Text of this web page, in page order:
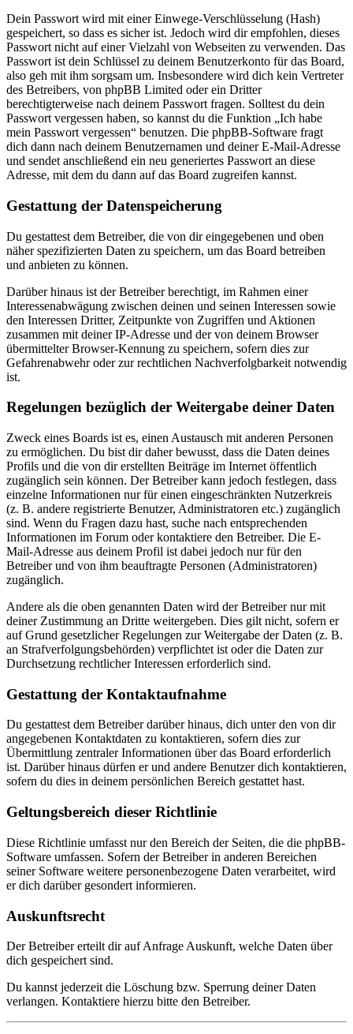
Dein Passwort wird mit einer Einwege-Verschlüsselung (Hash)
gespeichert, so dass es sicher ist. Jedoch wird dir empfohlen, dieses
Passwort nicht auf einer Vielzahl von Webseiten zu verwenden. Das
Passwort ist dein Schlüssel zu deinem Benutzerkonto für das Board,
also geh mit ihm sorgsam um. Insbesondere wird dich kein Vertreter
des Betreibers, von phpBB Limited oder ein Dritter
berechtigterweise nach deinem Passwort fragen. Solltest du dein
Passwort vergessen haben, so kannst du die Funktion „Ich habe
mein Passwort vergessen“ benutzen. Die phpBB-Software fragt
dich dann nach deinem Benutzernamen und deiner E-Mail-Adresse
und sendet anschließend ein neu generiertes Passwort an diese
Adresse, mit dem du dann auf das Board zugreifen kannst.
Gestattung der Datenspeicherung
Du gestattest dem Betreiber, die von dir eingegebenen und oben
näher spezifizierten Daten zu speichern, um das Board betreiben
und anbieten zu können.
Darüber hinaus ist der Betreiber berechtigt, im Rahmen einer
Interessenabwägung zwischen deinen und seinen Interessen sowie
den Interessen Dritter, Zeitpunkte von Zugriffen und Aktionen
zusammen mit deiner IP-Adresse und der von deinem Browser
übermittelter Browser-Kennung zu speichern, sofern dies zur
Gefahrenabwehr oder zur rechtlichen Nachverfolgbarkeit notwendig
ist.
Regelungen bezüglich der Weitergabe deiner Daten
Zweck eines Boards ist es, einen Austausch mit anderen Personen
zu ermöglichen. Du bist dir daher bewusst, dass die Daten deines
Profils und die von dir erstellten Beiträge im Internet öffentlich
zugänglich sein können. Der Betreiber kann jedoch festlegen, dass
einzelne Informationen nur für einen eingeschränkten Nutzerkreis
(z. B. andere registrierte Benutzer, Administratoren etc.) zugänglich
sind. Wenn du Fragen dazu hast, suche nach entsprechenden
Informationen im Forum oder kontaktiere den Betreiber. Die E-
Mail-Adresse aus deinem Profil ist dabei jedoch nur für den
Betreiber und von ihm beauftragte Personen (Administratoren)
zugänglich.
Andere als die oben genannten Daten wird der Betreiber nur mit
deiner Zustimmung an Dritte weitergeben. Dies gilt nicht, sofern er
auf Grund gesetzlicher Regelungen zur Weitergabe der Daten (z. B.
an Strafverfolgungsbehörden) verpflichtet ist oder die Daten zur
Durchsetzung rechtlicher Interessen erforderlich sind.
Gestattung der Kontaktaufnahme
Du gestattest dem Betreiber darüber hinaus, dich unter den von dir
angegebenen Kontaktdaten zu kontaktieren, sofern dies zur
Übermittlung zentraler Informationen über das Board erforderlich
ist. Darüber hinaus dürfen er und andere Benutzer dich kontaktieren,
sofern du dies in deinem persönlichen Bereich gestattet hast.
Geltungsbereich dieser Richtlinie
Diese Richtlinie umfasst nur den Bereich der Seiten, die die phpBB-
Software umfassen. Sofern der Betreiber in anderen Bereichen
seiner Software weitere personenbezogene Daten verarbeitet, wird
er dich darüber gesondert informieren.
Auskunftsrecht
Der Betreiber erteilt dir auf Anfrage Auskunft, welche Daten über
dich gespeichert sind.
Du kannst jederzeit die Löschung bzw. Sperrung deiner Daten
verlangen. Kontaktiere hierzu bitte den Betreiber.